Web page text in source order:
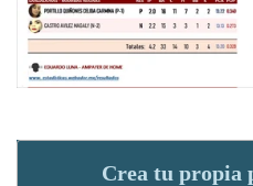
Crea tu propia